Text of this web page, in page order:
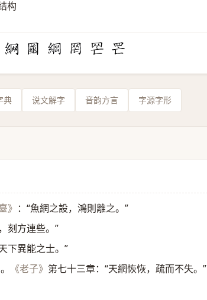
构
典 说文解字 音韵方言 字源字形
》
：“魚網之設，鴻則離之。”
刻方連些。”
下異能之士。”
《老子》 第七十三章：“天網恢恢，疏而不失。”